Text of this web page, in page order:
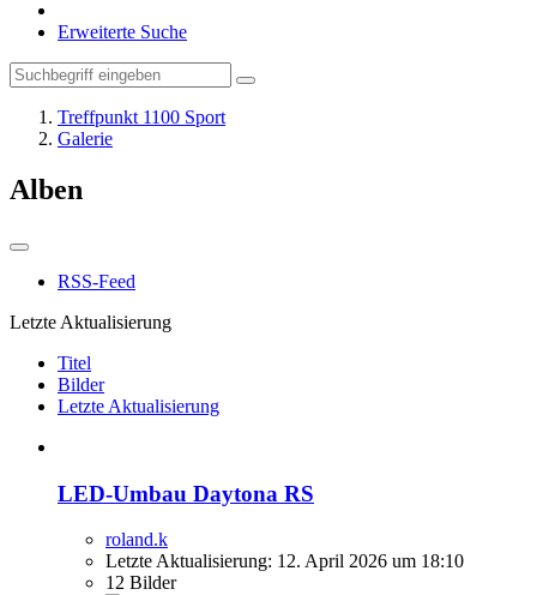
Erweiterte Suche
Treffpunkt 1100 Sport
Galerie
Alben
RSS-Feed
Letzte Aktualisierung
Titel
Bilder
Letzte Aktualisierung
LED-Umbau Daytona RS
roland.k
Letzte Aktualisierung: 12. April 2026 um 18:10
12 Bilder